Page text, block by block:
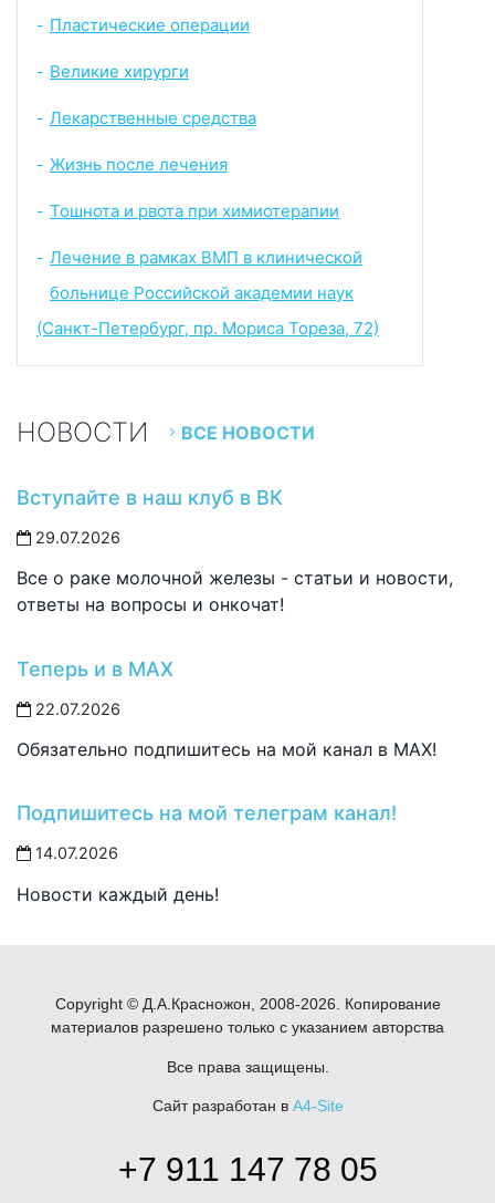
- Пластические операции
- Великие хирурги
- Лекарственные средства
- Жизнь после лечения
- Тошнота и рвота при химиотерапии
- Лечение в рамках ВМП в клинической
больнице Российской академии наук
(Санкт-Петербург, пр. Мориса Тореза, 72)
НОВОСТИ ВСЕ НОВОСТИ
Вступайте в наш клуб в ВК
29.07.2026
Все о раке молочной железы - статьи и новости,
ответы на вопросы и онкочат!
Теперь и в MAX
22.07.2026
Обязательно подпишитесь на мой канал в MAX!
Подпишитесь на мой телеграм канал!
14.07.2026
Новости каждый день!
Copyright © Д.А.Красножон, 2008-2026. Копирование
материалов разрешено только с указанием авторства
Все права защищены.
Сайт разработан в A4-Site
+7 911 147 78 05